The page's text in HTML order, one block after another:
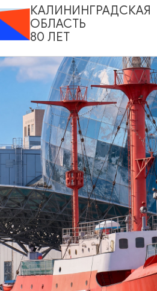
и культуры
КАЛИНИНГРАДСКАЯ
ОБЛАСТЬ
80 ЛЕТ